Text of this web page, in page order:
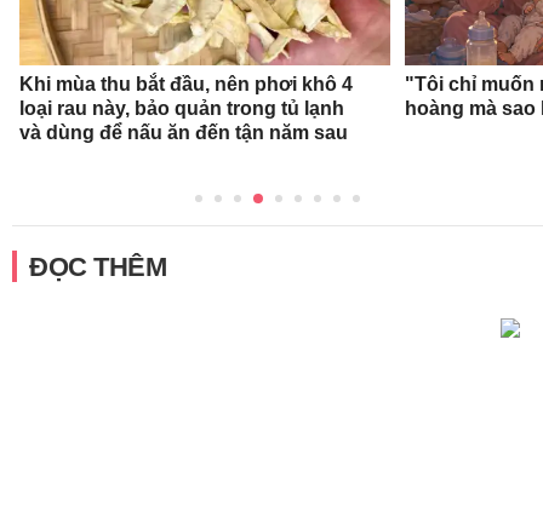
Khi mùa thu bắt đầu, nên phơi khô 4
loại rau này, bảo quản trong tủ lạnh
và dùng để nấu ăn đến tận năm sau
"Tôi chỉ muốn
hoàng mà
ĐỌC THÊM